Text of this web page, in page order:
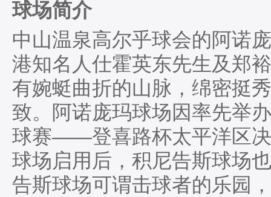
球场简介
中山温泉高尔乎球会的阿诺
港知名人仕霍英东先生及郑
有婉蜓曲折的山脉，绵密挺
致。阿诺庞玛球场因率先举
球赛——登喜路杯太平洋区
球场启用后，积尼告斯球场
告斯球场可谓击球者的乐园